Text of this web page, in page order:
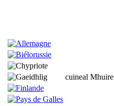
cuineal Mhuire